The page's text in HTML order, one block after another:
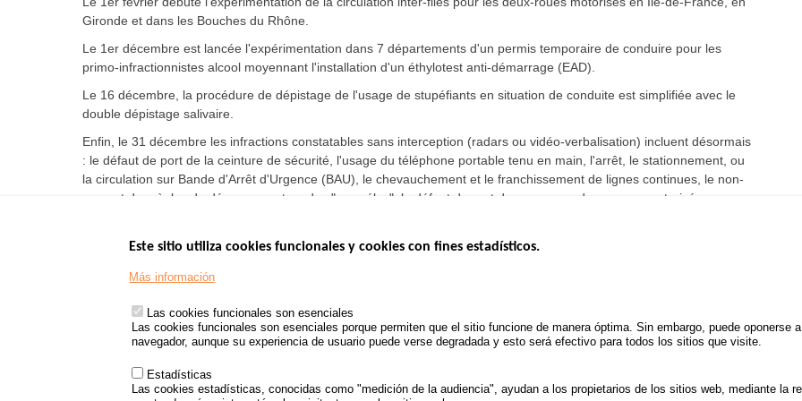
Gironde et dans les Bouches du Rhône.
Le 1er décembre est lancée l'expérimentation dans 7 départements d'un permis temporaire de conduire pour les
primo-infractionnistes alcool moyennant l'installation d'un éthylotest anti-démarrage (EAD).
Le 16 décembre, la procédure de dépistage de l'usage de stupéfiants en situation de conduite est simplifiée avec le
double dépistage salivaire.
Enfin, le 31 décembre les infractions constatables sans interception (radars ou vidéo-verbalisation) incluent désormais
: le défaut de port de la ceinture de sécurité, l'usage du téléphone portable tenu en main, l'arrêt, le stationnement, ou
la circulation sur Bande d'Arrêt d'Urgence (BAU), le chevauchement et le franchissement de lignes continues, le non-
respect des règles de dépassement ou des "sas-vélos", le défaut de port du casque en deux-roues motorisé.
www.gouvernement.gouv.fr
www.legifrance.gouv.fr
Informe anual de la delincuencia
DE ACCIDENTES DE TRÁFICO
POLÍTICA
Este sitio utiliza cookies funcionales y cookies con fines estadísticos.
Más información
Las cookies funcionales son esenciales
Las cookies funcionales son esenciales porque permiten que el sitio funcione de manera óptima. Sin embargo, puede oponerse
navegador, aunque su experiencia de usuario puede verse degradada y esto será efectivo para todos los sitios que visite.
Estadísticas
Las cookies estadísticas, conocidas como "medición de la audiencia", ayudan a los propietarios de los sitios web, mediante la